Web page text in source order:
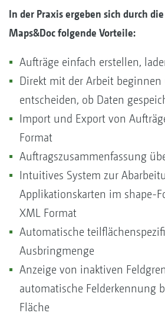
In der Praxis ergeben sich durch die
Maps&Doc folgende Vorteile:
Aufträge einfach erstellen,
Direkt mit der Arbeit beginnen
entscheiden, ob Daten
Import und Export von
Format
Auftragszusammenfassung
Intuitives System zur
Applikationskarten im shape-
XML Format
Automatische
Ausbringmenge
Anzeige von inaktiven
automatische Felderkennung
Fläche